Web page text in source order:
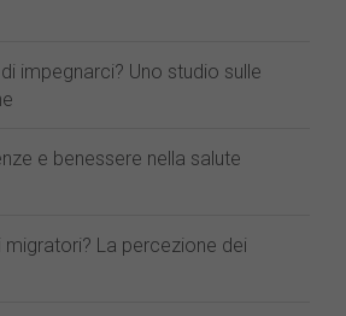
impegnarci? Uno studio sulle
e benessere nella salute
migratori? La percezione dei